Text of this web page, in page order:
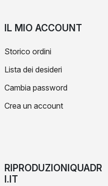
IL MIO ACCOUNT
Storico ordini
Lista dei desideri
Cambia password
Crea un account
RIPRODUZIONIQUADR
I.IT